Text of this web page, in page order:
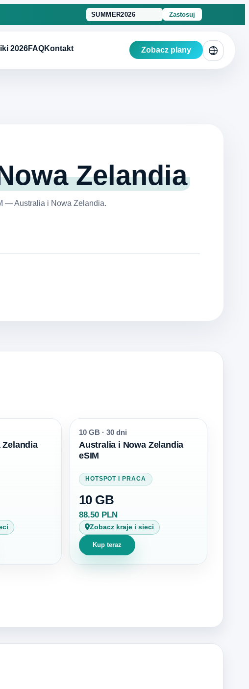
Zastosuj
2026FAQKontakt Zobacz plany
Zelandia
— Australia i Nowa Zelandia.
10 GB · 30 dni
Australia i Nowa Zelandia
eSIM
HOTSPOT I PRACA
10 GB
88.50 PLN
Zobacz kraje i sieci
Kup teraz